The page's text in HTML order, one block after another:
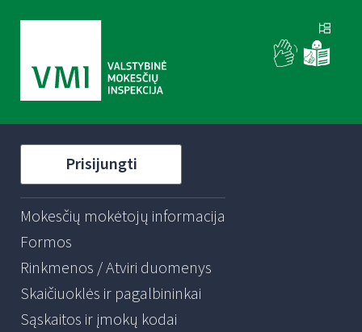
Prisijungti
Mokesčių mokėtojų informacija
Formos
Rinkmenos / Atviri duomenys
Skaičiuoklės ir pagalbininkai
Sąskaitos ir įmokų kodai